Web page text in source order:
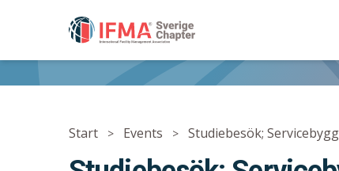
Start > Events > Studiebesök;